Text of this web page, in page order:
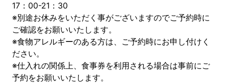
17：00-21：30
※別途お休みをいただく事がございますのでご予約時に
ご確認をお願いいたします。
※食物アレルギーのある方は、ご予約時にお申し付けく
ださい。
※仕入れの関係上、食事券を利用される場合は事前にご
予約をお願いいたします。